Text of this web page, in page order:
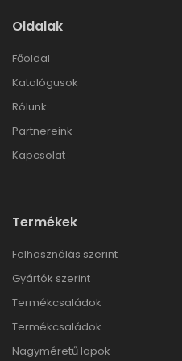
Oldalak
Főoldal
Katalógusok
Rólunk
Partnereink
Kapcsolat
Termékek
Felhasználás szerint
Gyártók szerint
Termékcsaládok
Termékcsaládok
Nagyméretű lapok